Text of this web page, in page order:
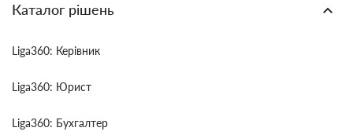
Каталог рішень
Liga360: Керівник
Liga360: Юрист
Liga360: Бухгалтер